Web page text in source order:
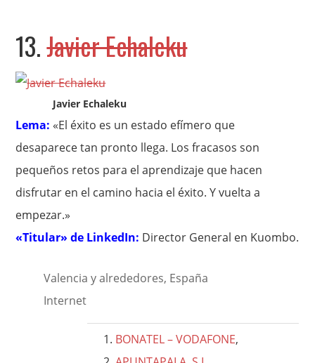
13.Javier Echaleku
Javier Echaleku
Lema: «El éxito es un estado efímero que
desaparece tan pronto llega. Los fracasos son
pequeños retos para el aprendizaje que hacen
disfrutar en el camino hacia el éxito. Y vuelta a
empezar.»
«Titular» de LinkedIn: Director General en Kuombo.
Valencia y alrededores, España
Internet
BONATEL – VODAFONE,